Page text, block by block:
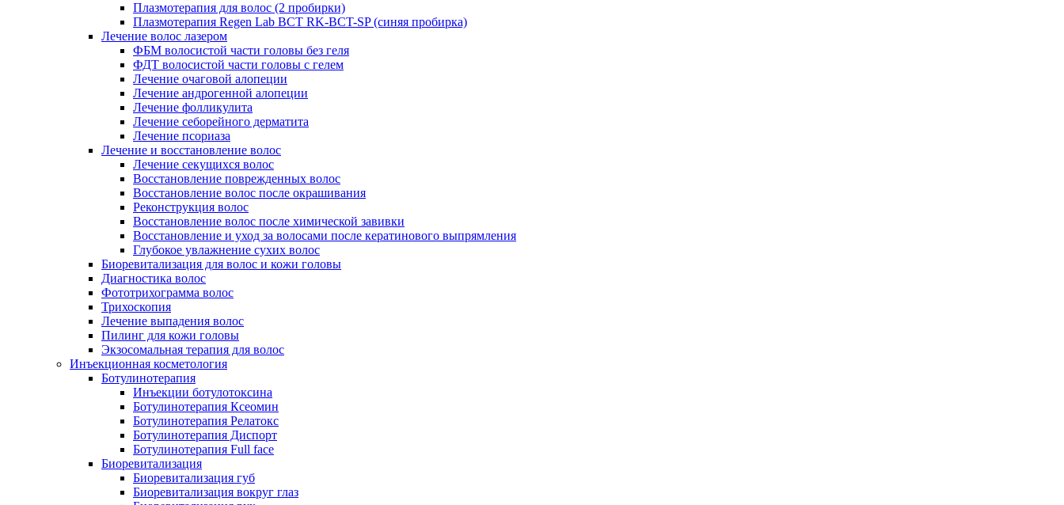
Плазмотерапия для волос (2 пробирки)
Плазмотерапия Regen Lab BCT RK-BCT-SP (синяя пробирка)
Лечение волос лазером
ФБМ волосистой части головы без геля
ФДТ волосистой части головы с гелем
Лечение очаговой алопеции
Лечение андрогенной алопеции
Лечение фолликулита
Лечение себорейного дерматита
Лечение псориаза
Лечение и восстановление волос
Лечение секущихся волос
Восстановление поврежденных волос
Восстановление волос после окрашивания
Реконструкция волос
Восстановление волос после химической завивки
Восстановление и уход за волосами после кератинового выпрямления
Глубокое увлажнение сухих волос
Биоревитализация для волос и кожи головы
Диагностика волос
Фототрихограмма волос
Трихоскопия
Лечение выпадения волос
Пилинг для кожи головы
Экзосомальная терапия для волос
Инъекционная косметология
Ботулинотерапия
Инъекции ботулотоксина
Ботулинотерапия Ксеомин
Ботулинотерапия Релатокс
Ботулинотерапия Диспорт
Ботулинотерапия Full face
Биоревитализация
Биоревитализация губ
Биоревитализация вокруг глаз